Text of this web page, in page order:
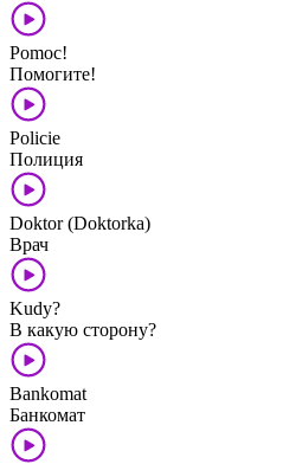
Pomoc!
Помогите!
Policie
Полиция
Doktor (Doktorka)
Врач
Kudy?
В какую сторону?
Bankomat
Банкомат